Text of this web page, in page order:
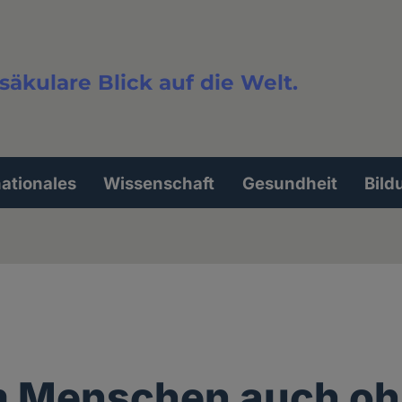
Blick auf die Welt.
Wissenschaft Gesundheit